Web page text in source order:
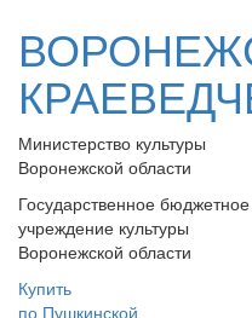
Министерство культуры
Воронежской области
Государственное бюджетное
учреждение культуры
Воронежской области
Купить
по Пушкинской